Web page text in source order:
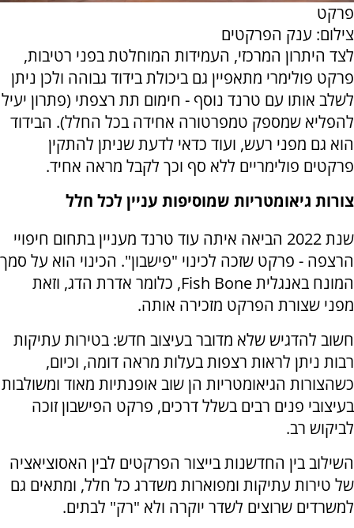
פרקט
צילום: ענק הפרקטים
לצד היתרון המרכזי, העמידות המוחלטת בפני רטיבות,
פרקט פולימרי מתאפיין גם ביכולת בידוד גבוהה ולכן ניתן
לשלב אותו עם טרנד נוסף - חימום תת רצפתי (פתרון יעיל
להפליא שמספק טמפרטורה אחידה בכל החלל). הבידוד
הוא גם מפני רעש, ועוד כדאי לדעת שניתן להתקין
פרקטים פולימריים ללא סף וכך לקבל מראה אחיד.
צורות גיאומטריות שמוסיפות עניין לכל חלל
שנת 2022 הביאה איתה עוד טרנד מעניין בתחום חיפויי
הרצפה - פרקט שזכה לכינוי "פישבון". הכינוי הוא על סמך
המונח באנגלית Fish Bone, כלומר אדרת הדג, וזאת
מפני שצורת הפרקט מזכירה אותה.
חשוב להדגיש שלא מדובר בעיצוב חדש: בטירות עתיקות
רבות ניתן לראות רצפות בעלות מראה דומה, וכיום,
כשהצורות הגיאומטריות הן שוב אופנתיות מאוד ומשולבות
בעיצובי פנים רבים בשלל דרכים, פרקט הפישבון זוכה
לביקוש רב.
השילוב בין החדשנות בייצור הפרקטים לבין האסוציאציה
של טירות עתיקות ומפוארות משדרג כל חלל, ומתאים גם
למשרדים שרוצים לשדר יוקרה ולא "רק" לבתים.